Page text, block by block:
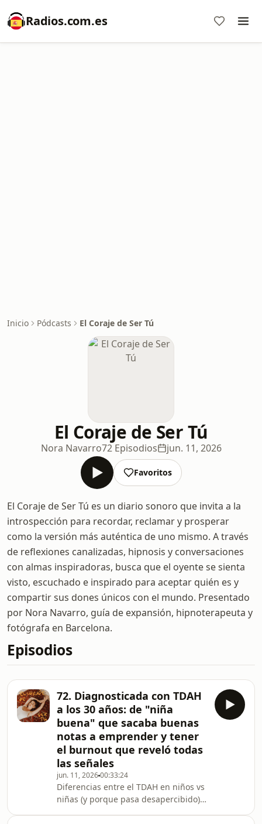
Radios.com.es
Inicio Pódcasts El Coraje de Ser Tú
El Coraje de Ser Tú
Nora Navarro72 Episodios jun. 11, 2026
Favoritos
El Coraje de Ser Tú es un diario sonoro que invita a la
introspección para recordar, reclamar y prosperar
como la versión más auténtica de uno mismo. A través
de reflexiones canalizadas, hipnosis y conversaciones
con almas inspiradoras, busca que el oyente se sienta
visto, escuchado e inspirado para aceptar quién es y
compartir sus dones únicos con el mundo. Presentado
por Nora Navarro, guía de expansión, hipnoterapeuta y
fotógrafa en Barcelona.
Episodios
72. Diagnosticada con TDAH
a los 30 años: de "niña
buena" que sacaba buenas
notas a emprender y tener
el burnout que reveló todas
las señales
jun. 11, 202600:33:24
Diferencias entre el TDAH en niños vs
niñas (y porque pasa desapercibido),